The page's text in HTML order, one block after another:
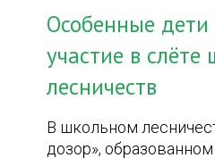
Особенные
участие в
лесничеств
В школьном
дозор», образованном